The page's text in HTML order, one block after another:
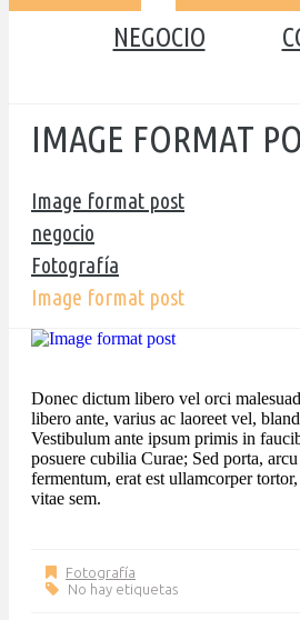
NEGOCIO
IMAGE FORMAT
Image format post
negocio
Fotografía
Image format post
Donec dictum libero vel orci
libero ante, varius ac laoreet vel,
Vestibulum ante ipsum primis in
posuere cubilia Curae; Sed porta,
fermentum, erat est ullamcorper
vitae sem.
Fotografía
No hay etiquetas